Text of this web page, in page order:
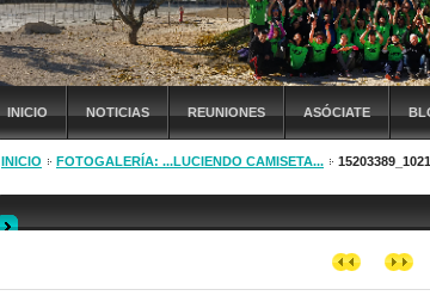
INICIO NOTICIAS REUNIONES ASÓCIATE
INSCRIPCIÓN Vª JORNADA +EF VIª JORNADA DE
INICIO FOTOGALERÍA: ...LUCIENDO CAMISETA...